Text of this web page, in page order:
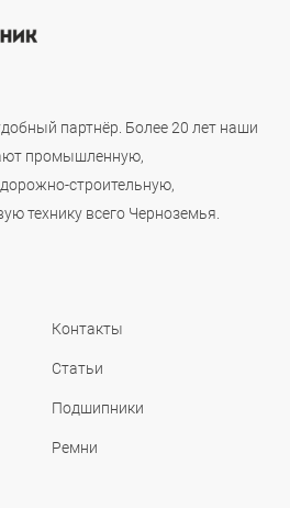
партнёр. Более 20 лет наши
промышленную,
строительную,
технику всего Черноземья.
Контакты
Статьи
Подшипники
Ремни